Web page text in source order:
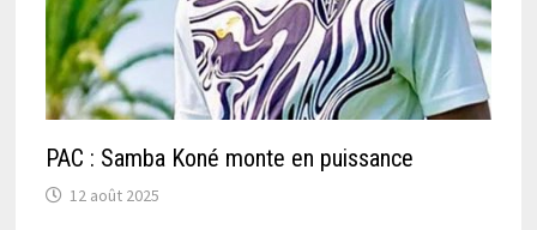
PAC : Samba Koné monte en puissance
12 août 2025